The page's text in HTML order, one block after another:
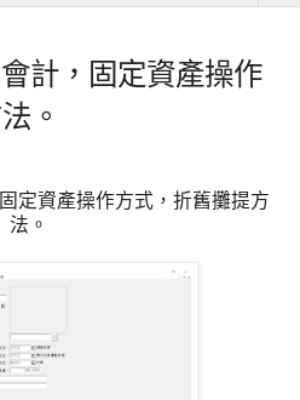
計，固定資產操作
。
定資產操作方式，折舊攤提方
法。